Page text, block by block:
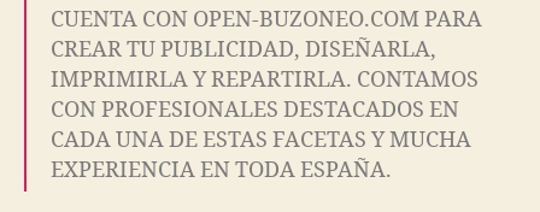
CUENTA CON OPEN-BUZONEO.COM PARA
CREAR TU PUBLICIDAD, DISEÑARLA,
IMPRIMIRLA Y REPARTIRLA. CONTAMOS
CON PROFESIONALES DESTACADOS EN
CADA UNA DE ESTAS FACETAS Y MUCHA
EXPERIENCIA EN TODA ESPAÑA.